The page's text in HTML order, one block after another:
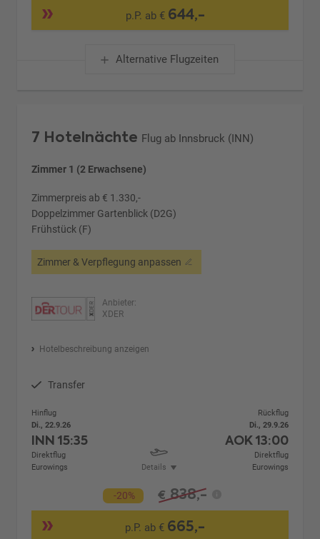
p.P. ab € 644,-
Alternative Flugzeiten
7 Hotelnächte Flug ab Innsbruck (INN)
Zimmer 1 (2 Erwachsene)
Zimmerpreis ab € 1.330,-
Doppelzimmer Gartenblick (D2G)
Frühstück (F)
Zimmer & Verpflegung anpassen
Anbieter:
XDER
Hotelbeschreibung anzeigen
Transfer
Hinflug
Di., 22.9.26
INN15:35
Direktflug
Eurowings
Details
Rückflug
Di., 29.9.26
AOK13:00
Direktflug
Eurowings
-20% € 838,-
p.P. ab € 665,-